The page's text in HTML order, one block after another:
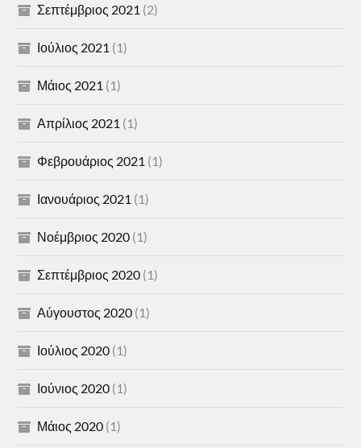
Σεπτέμβριος 2021 (2)
Ιούλιος 2021 (1)
Μάιος 2021 (1)
Απρίλιος 2021 (1)
Φεβρουάριος 2021 (1)
Ιανουάριος 2021 (1)
Νοέμβριος 2020 (1)
Σεπτέμβριος 2020 (1)
Αύγουστος 2020 (1)
Ιούλιος 2020 (1)
Ιούνιος 2020 (1)
Μάιος 2020 (1)